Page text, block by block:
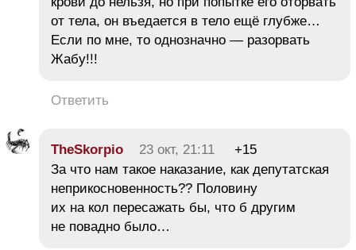
от тела, он въедается в тело ещё глубже…
Если по мне, то однозначно — разорвать
Жабу!!!
Ответить
TheSkorpio 23 окт, 21:11
+15
За что нам такое наказание, как депутатская
неприкосновенность?? Половину
их на кол пересажать бы, что б другим
не повадно было…